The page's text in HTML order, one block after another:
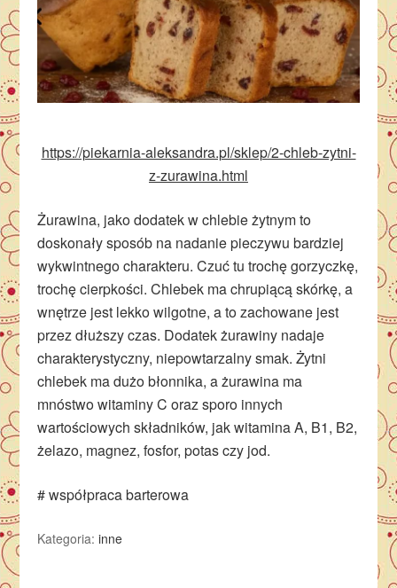
https://piekarnia-aleksandra.pl/sklep/2-chleb-zytni-
z-zurawina.html
Żurawina, jako dodatek w chlebie żytnym to
doskonały sposób na nadanie pieczywu bardziej
wykwintnego charakteru. Czuć tu trochę gorzyczkę,
trochę cierpkości. Chlebek ma chrupiącą skórkę, a
wnętrze jest lekko wilgotne, a to zachowane jest
przez dłuższy czas. Dodatek żurawiny nadaje
charakterystyczny, niepowtarzalny smak. Żytni
chlebek ma dużo błonnika, a żurawina ma
mnóstwo witaminy C oraz sporo innych
wartościowych składników, jak witamina A, B1, B2,
żelazo, magnez, fosfor, potas czy jod.
# współpraca barterowa
Kategoria:inne